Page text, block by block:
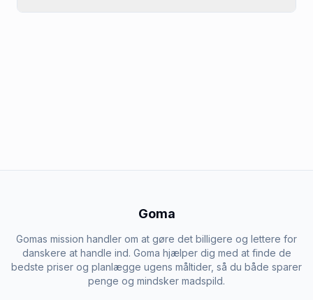
Goma
Gomas mission handler om at gøre det billigere og lettere for
danskere at handle ind. Goma hjælper dig med at finde de
bedste priser og planlægge ugens måltider, så du både sparer
penge og mindsker madspild.